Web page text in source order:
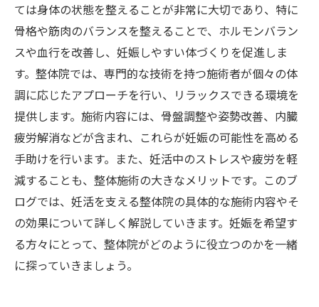
ては身体の状態を整えることが非常に大切であり、特に
骨格や筋肉のバランスを整えることで、ホルモンバラン
スや血行を改善し、妊娠しやすい体づくりを促進しま
す。整体院では、専門的な技術を持つ施術者が個々の体
調に応じたアプローチを行い、リラックスできる環境を
提供します。施術内容には、骨盤調整や姿勢改善、内臓
疲労解消などが含まれ、これらが妊娠の可能性を高める
手助けを行います。また、妊活中のストレスや疲労を軽
減することも、整体施術の大きなメリットです。このブ
ログでは、妊活を支える整体院の具体的な施術内容やそ
の効果について詳しく解説していきます。妊娠を希望す
る方々にとって、整体院がどのように役立つのかを一緒
に探っていきましょう。